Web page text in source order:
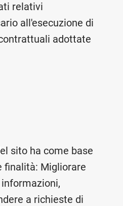
relativi
all'esecuzione di
adottate
sito ha come base
finalità: Migliorare
a richieste di